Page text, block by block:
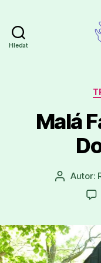
Hledat
Malá
Autor
příspěvku
Autor: